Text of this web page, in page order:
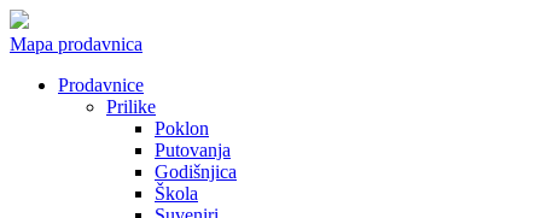
Mapa prodavnica
Prodavnice
Prilike
Poklon
Putovanja
Godišnjica
Škola